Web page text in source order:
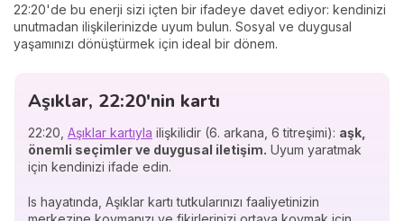
22:20'de bu enerji sizi içten bir ifadeye davet ediyor: kendinizi
unutmadan ilişkilerinizde uyum bulun. Sosyal ve duygusal
yaşamınızı dönüştürmek için ideal bir dönem.
Aşıklar, 22:20'nin kartı
22:20, Aşıklar kartıyla ilişkilidir (6. arkana, 6 titreşimi): aşk,
önemli seçimler ve duygusal iletişim. Uyum yaratmak
için kendinizi ifade edin.
Is hayatında, Aşıklar kartı tutkularınızı faaliyetinizin